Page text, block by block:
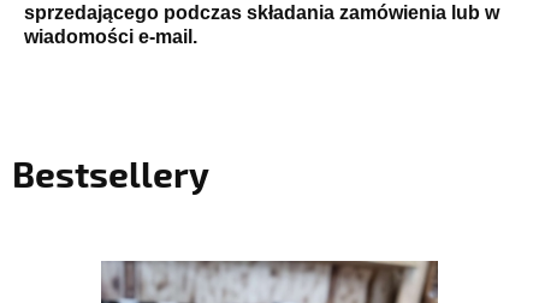
sprzedającego podczas składania zamówienia lub w
wiadomości e-mail.
Bestsellery